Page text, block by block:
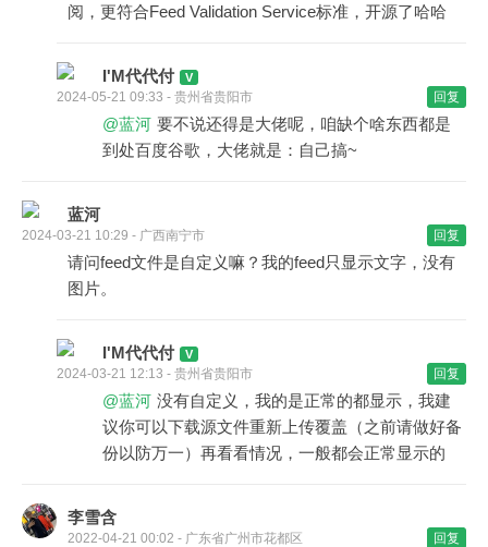
阅，更符合Feed Validation Service标准，开源了哈哈
I'M代代付
2024-05-21 09:33 - 贵州省贵阳市 回复
@蓝河 要不说还得是大佬呢，咱缺个啥东西都是
到处百度谷歌，大佬就是：自己搞~
蓝河
2024-03-21 10:29 - 广西南宁市 回复
请问feed文件是自定义嘛？我的feed只显示文字，没有
图片。
I'M代代付
2024-03-21 12:13 - 贵州省贵阳市 回复
@蓝河 没有自定义，我的是正常的都显示，我建
议你可以下载源文件重新上传覆盖（之前请做好备
份以防万一）再看看情况，一般都会正常显示的
李雪含
2022-04-21 00:02 - 广东省广州市花都区 回复